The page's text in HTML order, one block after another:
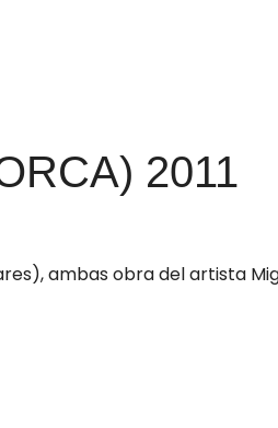
2011
ambas obra del artista